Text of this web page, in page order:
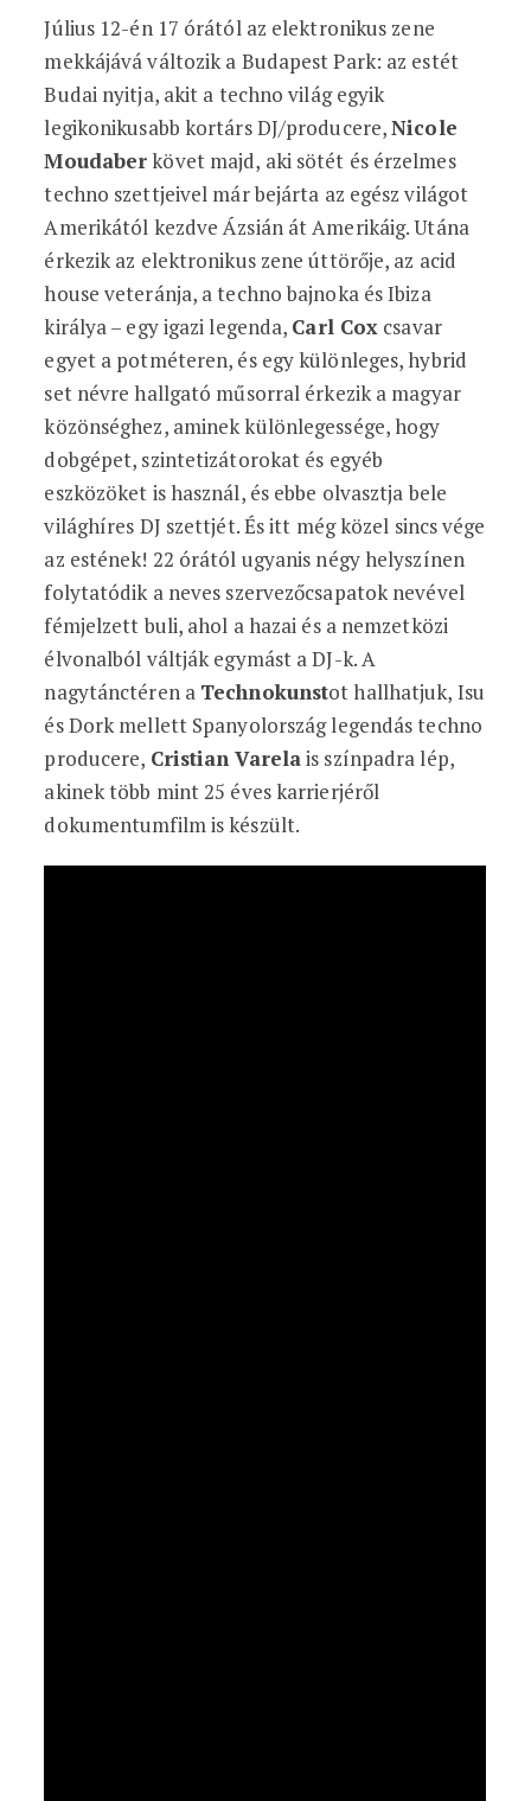
Július 12-én 17 órától az elektronikus zene
mekkájává változik a Budapest Park: az estét
Budai nyitja, akit a techno világ egyik
legikonikusabb kortárs DJ/producere,Nicole
Moudaberkövet majd, aki sötét és érzelmes
techno szettjeivel már bejárta az egész világot
Amerikától kezdve Ázsián át Amerikáig. Utána
érkezik az elektronikus zene úttörője, az acid
house veteránja, a techno bajnoka és Ibiza
királya – egy igazi legenda, Carl Cox csavar
egyet a potméteren, és egy különleges, hybrid
set névre hallgató műsorral érkezik a magyar
közönséghez, aminek különlegessége, hogy
dobgépet, szintetizátorokat és egyéb
eszközöket is használ, és ebbe olvasztja bele
világhíres DJ szettjét. És itt még közel sincs vége
az estének! 22 órától ugyanis négy helyszínen
folytatódik a neves szervezőcsapatok nevével
fémjelzett buli, ahol a hazai és a nemzetközi
élvonalból váltják egymást a DJ-k. A
nagytánctéren a Technokunstot hallhatjuk, Isu
és Dork mellett Spanyolország legendás techno
producere, ​​ Cristian Varelais színpadra lép,
akinek több mint 25 éves karrierjéről
dokumentumfilm is készült.